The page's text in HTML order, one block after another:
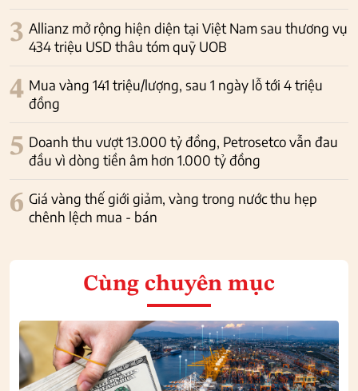
3 Allianz mở rộng hiện diện tại Việt Nam sau thương vụ
434 triệu USD thâu tóm quỹ UOB
4 Mua vàng 141 triệu/lượng, sau 1 ngày lỗ tới 4 triệu
đồng
5 Doanh thu vượt 13.000 tỷ đồng, Petrosetco vẫn đau
đầu vì dòng tiền âm hơn 1.000 tỷ đồng
6 Giá vàng thế giới giảm, vàng trong nước thu hẹp
chênh lệch mua - bán
Cùng chuyên mục